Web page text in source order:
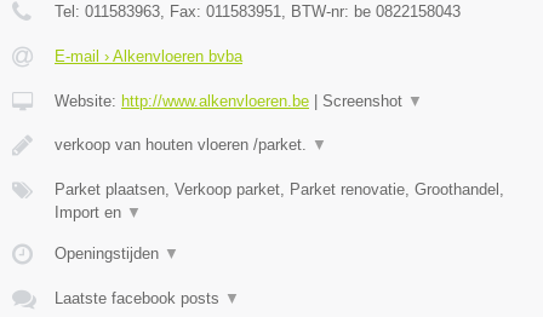
Tel: 011583963 , Fax: 011583951 , BTW-nr: be 0822158043
E-mail › Alkenvloeren bvba
Website: http://www.alkenvloeren.be Screenshot ▼
verkoop van houten vloeren /parket. ▼
Parket plaatsen, Verkoop parket, Parket renovatie, Groothandel,
Import en ▼
Openingstijden ▼
Laatste facebook posts ▼